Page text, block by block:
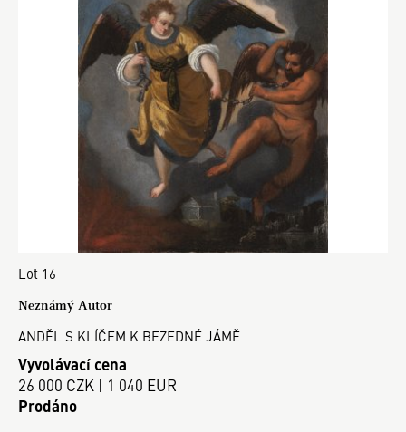
Lot 16
Neznámý Autor
ANDĚL S KLÍČEM K BEZEDNÉ JÁMĚ
Vyvolávací cena
26 000 CZK | 1 040 EUR
Prodáno